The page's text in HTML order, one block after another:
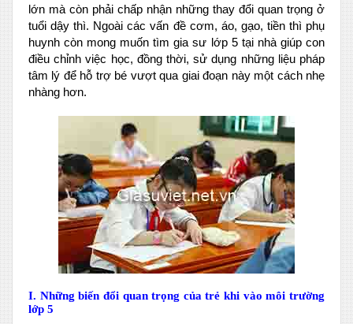
lớn mà còn phải chấp nhận những thay đổi quan trọng ở
tuổi dậy thì. Ngoài các vấn đề cơm, áo, gạo, tiền thì phụ
huynh còn mong muốn tìm gia sư lớp 5 tại nhà giúp con
điều chỉnh việc học, đồng thời, sử dụng những liệu pháp
tâm lý để hỗ trợ bé vượt qua giai đoạn này một cách nhẹ
nhàng hơn.
I. Những biến đổi quan trọng của trẻ khi vào môi trường
lớp 5